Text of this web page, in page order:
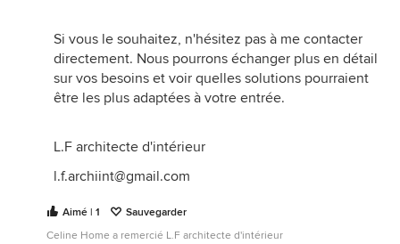
Si vous le souhaitez, n'hésitez pas à me contacter
directement. Nous pourrons échanger plus en détail
sur vos besoins et voir quelles solutions pourraient
être les plus adaptées à votre entrée.
L.F architecte d'intérieur
l.f.archiint@gmail.com
Aimé | 1
Sauvegarder
Celine Home a remercié L.F architecte d'intérieur